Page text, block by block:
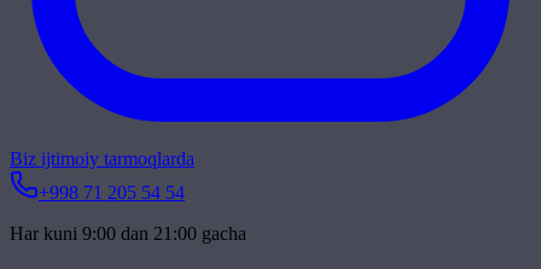
Biz ijtimoiy tarmoqlarda
+998 71 205 54 54
Har kuni 9:00 dan 21:00 gacha